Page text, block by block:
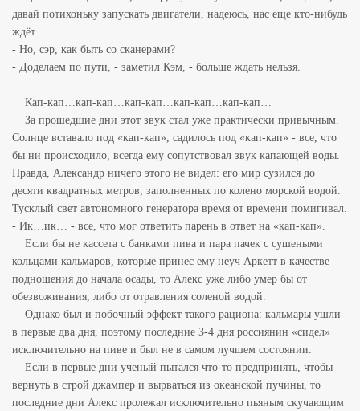
давай потихоньку запускать двигатели, надеюсь, нас еще кто-нибудь
ждёт.
- Но, сэр, как быть со сканерами?
- Доделаем по пути, - заметил Кэм, - больше ждать нельзя.
Кап-кап…кап-кап…кап-кап…кап-кап…кап-кап…
За прошедшие дни этот звук стал уже практически привычным.
Солнце вставало под «кап-кап», садилось под «кап-кап» - все, что
бы ни происходило, всегда ему сопутствовал звук капающей воды.
Правда, Александр ничего этого не видел: его мир сузился до
десяти квадратных метров, заполненных по колено морской водой.
Тусклый свет автономного генератора время от времени помигивал.
- Ик…ик… - все, что мог ответить парень в ответ на «кап-кап».
Если бы не кассета с банками пива и пара пачек с сушеными
кольцами кальмаров, которые принес ему неуч Аркетт в качестве
подношения до начала осады, то Алекс уже либо умер бы от
обезвоживания, либо от отравления соленой водой.
Однако был и побочный эффект такого рациона: кальмары ушли
в первые два дня, поэтому последние 3-4 дня россиянин «сидел»
исключительно на пиве и был не в самом лучшем состоянии.
Если в первые дни ученый пытался что-то предпринять, чтобы
вернуть в строй джампер и вырваться из океанской пучины, то
последние дни Алекс пролежал исключительно пьяным скучающим